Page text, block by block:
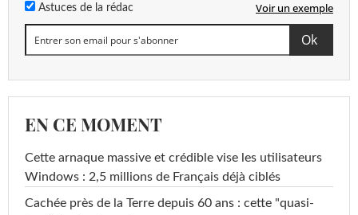
Astuces de la rédac Voir un exemple
EN CE MOMENT
Cette arnaque massive et crédible vise les utilisateurs
Windows : 2,5 millions de Français déjà ciblés
Cachée près de la Terre depuis 60 ans : cette "quasi-